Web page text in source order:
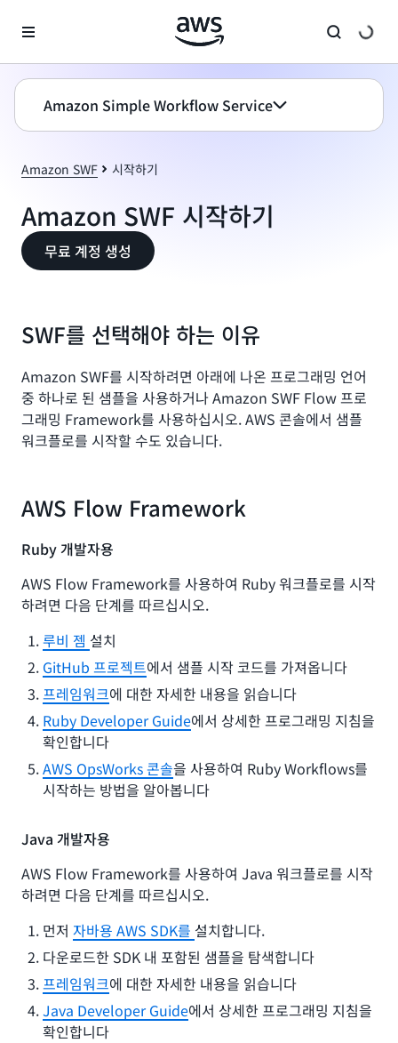
Amazon Simple Workflow Service
Amazon SWF 시작하기
Amazon SWF 시작하기
무료 계정 생성
SWF를 선택해야 하는 이유
Amazon SWF를 시작하려면 아래에 나온 프로그래밍 언어
중 하나로 된 샘플을 사용하거나 Amazon SWF Flow 프로
그래밍 Framework를 사용하십시오. AWS 콘솔에서 샘플
워크플로를 시작할 수도 있습니다.
AWS Flow Framework
Ruby 개발자용
AWS Flow Framework를 사용하여 Ruby 워크플로를 시작
하려면 다음 단계를 따르십시오.
루비 젬 설치
GitHub 프로젝트에서 샘플 시작 코드를 가져옵니다
프레임워크에 대한 자세한 내용을 읽습니다
Ruby Developer Guide에서 상세한 프로그래밍 지침을
확인합니다
AWS OpsWorks 콘솔을 사용하여 Ruby Workflows를
시작하는 방법을 알아봅니다
Java 개발자용
AWS Flow Framework를 사용하여 Java 워크플로를 시작
하려면 다음 단계를 따르십시오.
먼저 자바용 AWS SDK를 설치합니다.
다운로드한 SDK 내 포함된 샘플을 탐색합니다
프레임워크에 대한 자세한 내용을 읽습니다
Java Developer Guide에서 상세한 프로그래밍 지침을
확인합니다